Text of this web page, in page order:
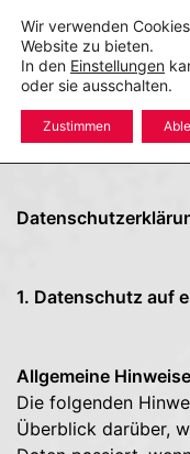
Inhalt
springen
1. Datenschutz auf
Allgemeine Hinweise
Die folgenden
Überblick darüber,
Wir verwenden
Website zu bieten.
In den Einstellungen
oder sie ausschalten.
Zustimmen